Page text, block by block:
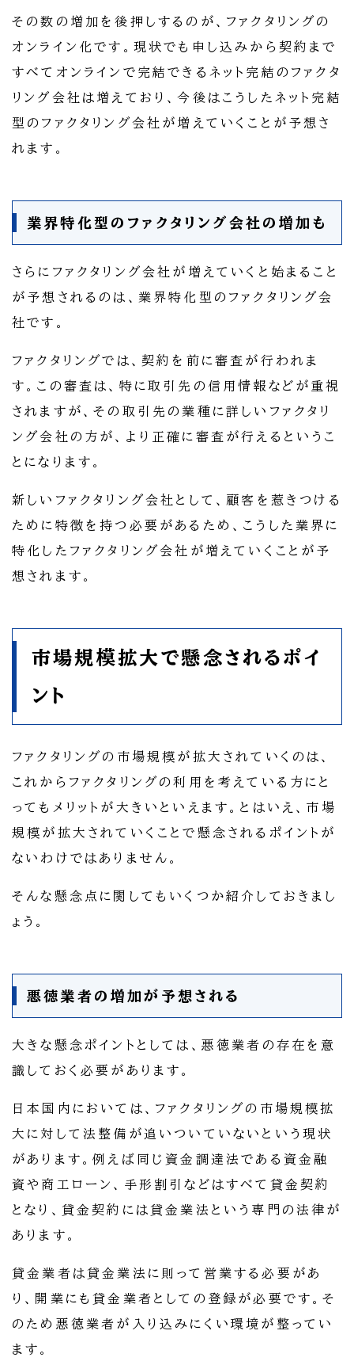
その数の増加を後押しするのが、ファクタリングの
オンライン化です。現状でも申し込みから契約まで
すべてオンラインで完結できるネット完結のファクタ
リング会社は増えており、今後はこうしたネット完結
型のファクタリング会社が増えていくことが予想さ
れます。
業界特化型のファクタリング会社の増加も
さらにファクタリング会社が増えていくと始まること
が予想されるのは、業界特化型のファクタリング会
社です。
ファクタリングでは、契約を前に審査が行われま
す。この審査は、特に取引先の信用情報などが重視
されますが、その取引先の業種に詳しいファクタリ
ング会社の方が、より正確に審査が行えるというこ
とになります。
新しいファクタリング会社として、顧客を惹きつける
ために特徴を持つ必要があるため、こうした業界に
特化したファクタリング会社が増えていくことが予
想されます。
市場規模拡大で懸念されるポイ
ント
ファクタリングの市場規模が拡大されていくのは、
これからファクタリングの利用を考えている方にと
ってもメリットが大きいといえます。とはいえ、市場
規模が拡大されていくことで懸念されるポイントが
ないわけではありません。
そんな懸念点に関してもいくつか紹介しておきまし
ょう。
悪徳業者の増加が予想される
大きな懸念ポイントとしては、悪徳業者の存在を意
識しておく必要があります。
日本国内においては、ファクタリングの市場規模拡
大に対して法整備が追いついていないという現状
があります。例えば同じ資金調達法である資金融
資や商工ローン、手形割引などはすべて貸金契約
となり、貸金契約には貸金業法という専門の法律が
あります。
貸金業者は貸金業法に則って営業する必要があ
り、開業にも貸金業者としての登録が必要です。そ
のため悪徳業者が入り込みにくい環境が整ってい
ます。